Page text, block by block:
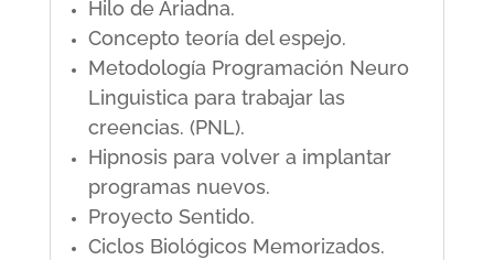
Hilo de Ariadna.
Concepto teoría del espejo.
Metodología Programación Neuro
Linguistica para trabajar las
creencias. (PNL).
Hipnosis para volver a implantar
programas nuevos.
Proyecto Sentido.
Ciclos Biológicos Memorizados.